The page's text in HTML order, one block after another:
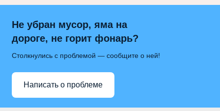
Не убран мусор, яма на
дороге, не горит фонарь?
Столкнулись с проблемой — сообщите о ней!
Написать о проблеме